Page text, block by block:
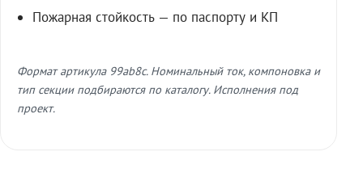
Пожарная стойкость — по паспорту и КП
Формат артикула 99ab8c. Номинальный ток, компоновка и
тип секции подбираются по каталогу. Исполнения под
проект.